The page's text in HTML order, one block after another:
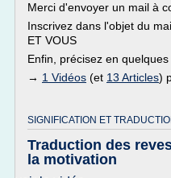
Merci d'envoyer un mail à
Inscrivez dans l'objet du
ET VOUS
Enfin, précisez en quelques
→ 1 Vidéos (et 13 Articles)
SIGNIFICATION ET
Traduction des
la motivation